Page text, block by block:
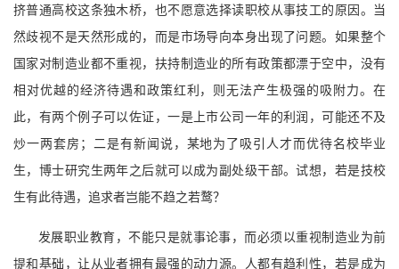
挤普通高校这条独木桥，也不愿意选择读职校从事技工的原因。当
然歧视不是天然形成的，而是市场导向本身出现了问题。如果整个
国家对制造业都不重视，扶持制造业的所有政策都漂于空中，没有
相对优越的经济待遇和政策红利，则无法产生极强的吸附力。在
此，有两个例子可以佐证，一是上市公司一年的利润，可能还不及
炒一两套房；二是有新闻说，某地为了吸引人才而优待名校毕业
生，博士研究生两年之后就可以成为副处级干部。试想，若是技校
生有此待遇，追求者岂能不趋之若鹜？
发展职业教育，不能只是就事论事，而必须以重视制造业为前
提和基础，让从业者拥有最强的动力源。人都有趋利性，若是成为